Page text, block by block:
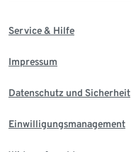
Service & Hilfe
Impressum
Datenschutz und Sicherheit
Einwilligungsmanagement